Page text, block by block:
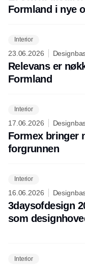
Formland i nye
Interior
23.06.2026
Relevans er
Formland
Interior
17.06.2026
Formex bringer
forgrunnen
Interior
16.06.2026
3daysofdesign
som
Interior